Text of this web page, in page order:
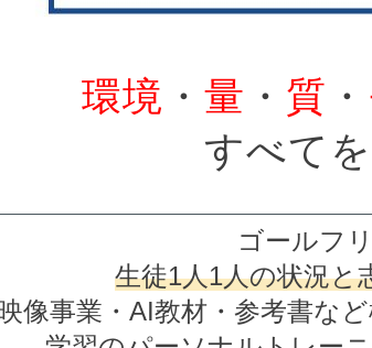
環境 ・ 量 ・ 質 ・
すべてを
ゴールフ
生徒1人1人の状況と
像事業・AI教材・参考書な